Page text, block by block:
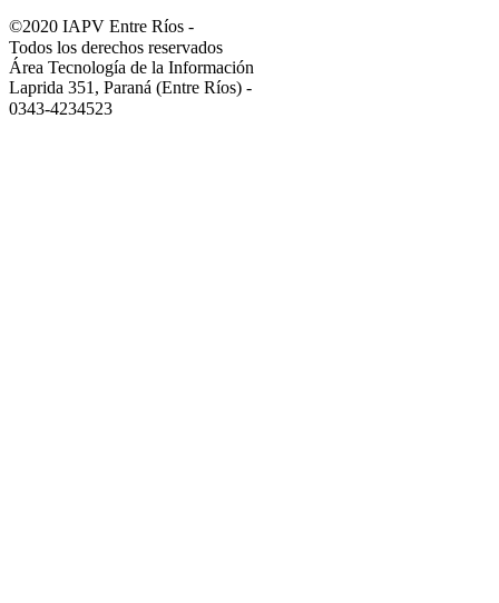
©2020 IAPV Entre Ríos -
Todos los derechos reservados
Área Tecnología de la Información
Laprida 351, Paraná (Entre Ríos) -
0343-4234523